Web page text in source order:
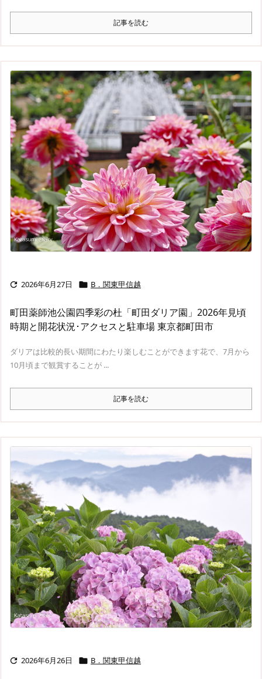
記事を読む
 2026年6月27日  B．関東甲信越
町田薬師池公園四季彩の杜「町田ダリア園」2026年見頃
時期と開花状況･アクセスと駐車場 東京都町田市
ダリアは比較的長い期間にわたり楽しむことができます花で、7月から
10月頃まで観賞することが ...
記事を読む
 2026年6月26日  B．関東甲信越